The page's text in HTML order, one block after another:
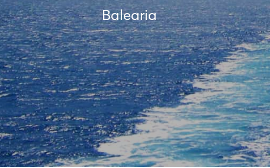
Balearia